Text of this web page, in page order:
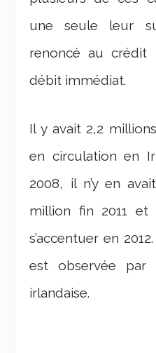
une seule leur
renoncé au
débit immédiat.
Il y avait 2,2
en circulation en
2008, il n’y en
million fin 2011 et
s’accentuer en
est observée par
irlandaise.